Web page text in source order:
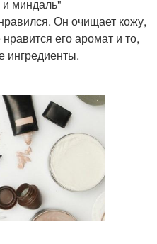
миндаль"
Он очищает кожу,
его аромат и то,
ингредиенты.